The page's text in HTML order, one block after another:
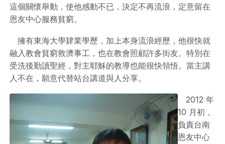
這個關懷舉動，使他感動不已，決定不再流浪，定意留在
恩友中心服務貧窮。
擁有東海大學肄業學歷，加上本身流浪經歷，他很快就
融入教會貧窮救濟事工，也在教會照顧許多街友。特別在
受洗後勤讀聖經，對主耶穌的教導也能很快領悟。當主講
人不在，願意代替站台講道與人分享。
2012 年
10 月初，
負責台南
恩友中心